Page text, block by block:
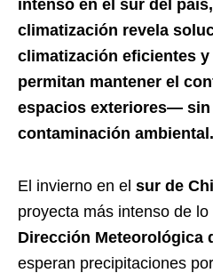
intenso en el sur del
climatización revela
climatización eficientes
permitan mantener el
espacios exteriores— sin
contaminación ambiental.
El invierno en el sur de
proyecta más intenso de
Dirección Meteorológica
esperan precipitaciones